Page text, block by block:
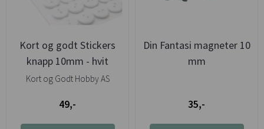
Kort og godt Stickers
knapp 10mm - hvit
Kort og Godt Hobby AS
49,-
Din Fantasi magneter 10
mm
35,-